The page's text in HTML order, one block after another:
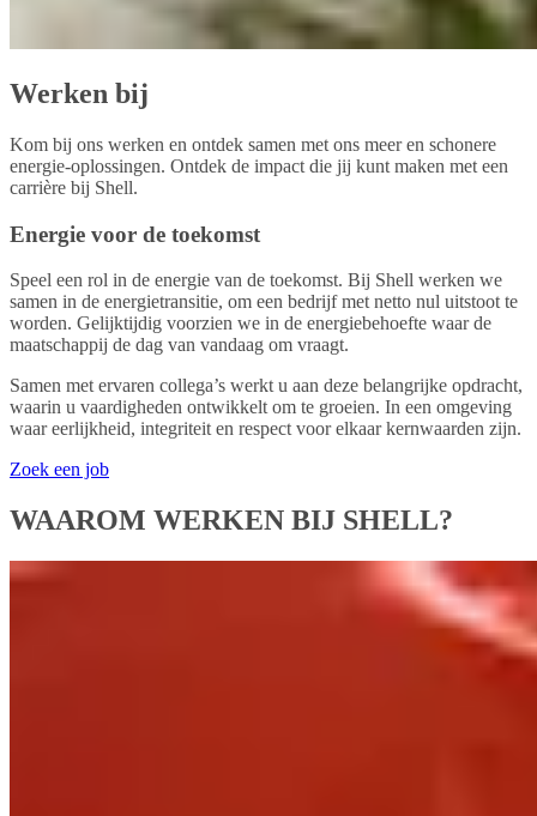
Werken bij
Kom bij ons werken en ontdek samen met ons meer en schonere
energie-oplossingen. Ontdek de impact die jij kunt maken met een
carrière bij Shell.
Energie voor de toekomst
Speel een rol in de energie van de toekomst. Bij Shell werken we
samen in de energietransitie, om een bedrijf met netto nul uitstoot te
worden. Gelijktijdig voorzien we in de energiebehoefte waar de
maatschappij de dag van vandaag om vraagt.
Samen met ervaren collega’s werkt u aan deze belangrijke opdracht,
waarin u vaardigheden ontwikkelt om te groeien. In een omgeving
waar eerlijkheid, integriteit en respect voor elkaar kernwaarden zijn.
Zoek een job
WAAROM WERKEN BIJ SHELL?